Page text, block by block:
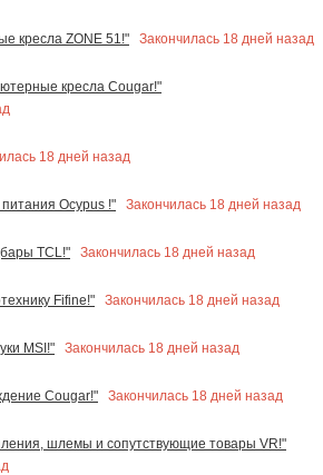
кресла ZONE 51!"
Закончилась 18 дней назад
кресла Cougar!"
18 дней назад
Ocypus !"
Закончилась 18 дней назад
TCL!"
Закончилась 18 дней назад
Fifine!"
Закончилась 18 дней назад
MSI!"
Закончилась 18 дней назад
Cougar!"
Закончилась 18 дней назад
шлемы и сопутствующие товары VR!"